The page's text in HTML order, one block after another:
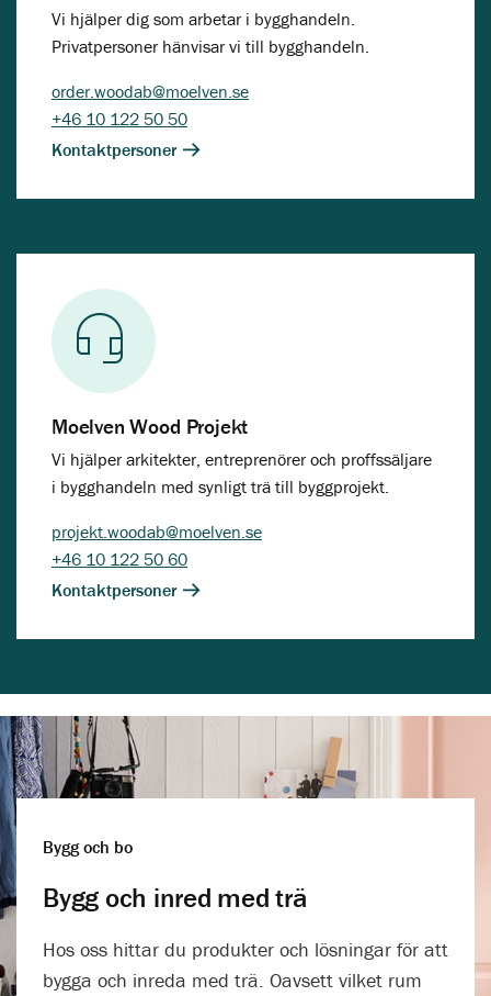
Vi hjälper dig som arbetar i bygghandeln.
Privatpersoner hänvisar vi till bygghandeln.
order.woodab@moelven.se
+46 10 122 50 50
Kontaktpersoner
Moelven Wood Projekt
Vi hjälper arkitekter, entreprenörer och proffssäljare
i bygghandeln med synligt trä till byggprojekt.
projekt.woodab@moelven.se
+46 10 122 50 60
Kontaktpersoner
Bygg och bo
Bygg och inred med trä
Hos oss hittar du produkter och lösningar för att
bygga och inreda med trä. Oavsett vilket rum